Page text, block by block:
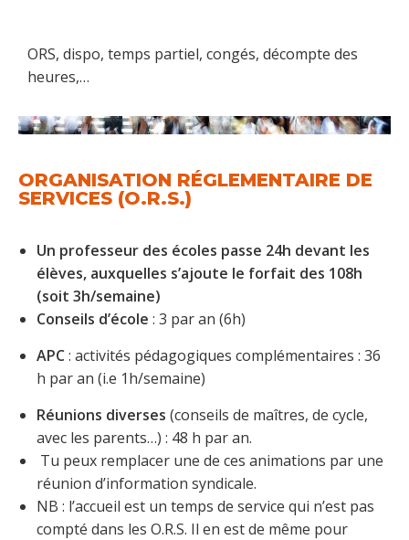
ORS, dispo, temps partiel, congés, décompte des
heures,…
ORGANISATION RÉGLEMENTAIRE DE
SERVICES (O.R.S.)
Un professeur des écoles passe 24h devant les
élèves, auxquelles s’ajoute le forfait des 108h
(soit 3h/semaine)
Conseils d’école : 3 par an (6h)
APC: activités pédagogiques complémentaires : 36
h par an (i.e 1h/semaine)
Réunions diverses (conseils de maîtres, de cycle,
avec les parents…) : 48 h par an.
Tu peux remplacer une de ces animations par une
réunion d’information syndicale.
NB : l’accueil est un temps de service qui n’est pas
compté dans les O.R.S. Il en est de même pour